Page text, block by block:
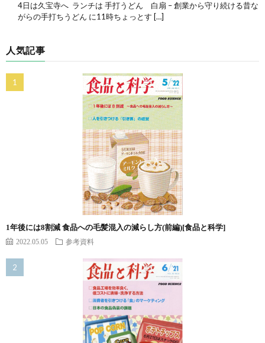
4日は久宝寺へ ランチは 手打うどん 白扇 – 創業から守り続ける昔な
がらの手打ちうどん に11時ちょっとす […]
人気記事
1年後には8割減 食品への毛髪混入の減らし方(前編)[食品と科学]
2022.05.05 参考資料